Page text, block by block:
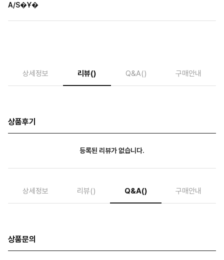
A/S�Ұ�
상세정보 리뷰() Q&A() 구매안내
상품후기
등록된 리뷰가 없습니다.
상세정보 리뷰() Q&A() 구매안내
상품문의